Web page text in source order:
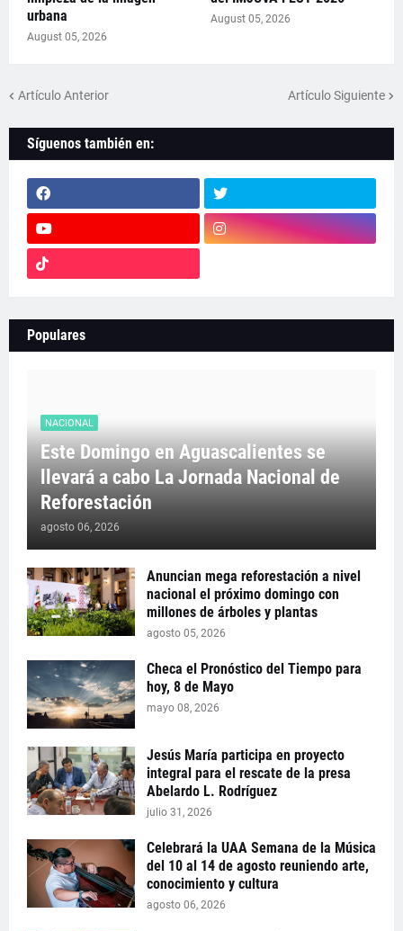
urbana
August 05, 2026
August 05, 2026
Artículo Anterior Artículo Siguiente
Síguenos también en:
Populares
NACIONAL
Este Domingo en Aguascalientes se
llevará a cabo La Jornada Nacional de
Reforestación
agosto 06, 2026
Anuncian mega reforestación a nivel
nacional el próximo domingo con
millones de árboles y plantas
agosto 05, 2026
Checa el Pronóstico del Tiempo para
hoy, 8 de Mayo
mayo 08, 2026
Jesús María participa en proyecto
integral para el rescate de la presa
Abelardo L. Rodríguez
julio 31, 2026
Celebrará la UAA Semana de la Música
del 10 al 14 de agosto reuniendo arte,
conocimiento y cultura
agosto 06, 2026